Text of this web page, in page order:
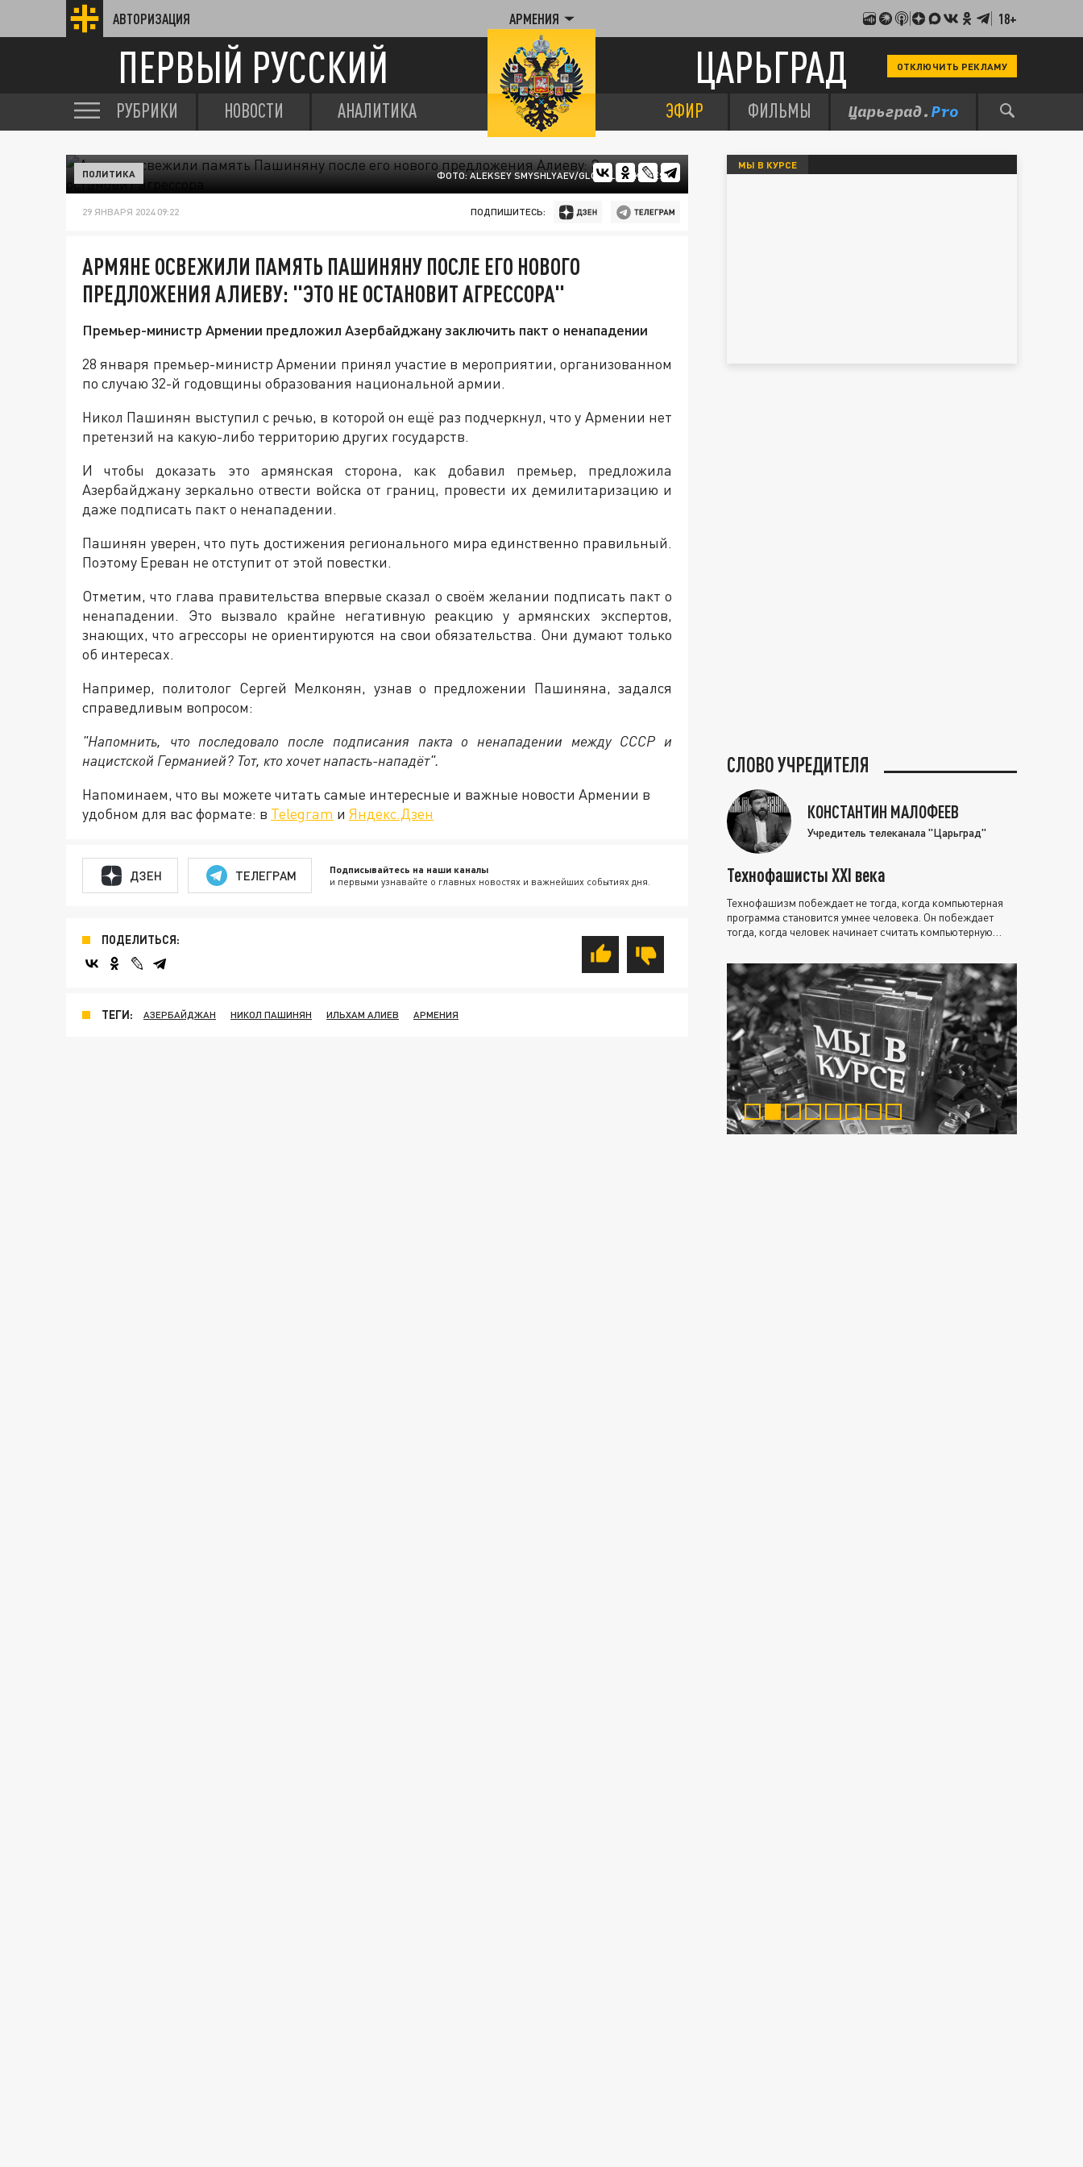
АВТОРИЗАЦИЯ АРМЕНИЯ 18+
ПЕРВЫЙ РУССКИЙ ЦАРЬГРАД ОТКЛЮЧИТЬ РЕКЛАМУ
РУБРИКИ НОВОСТИ АНАЛИТИКА ЭФИР ФИЛЬМЫ
ФОТО: ALEKSEY SMYSHLYAEV/GLOBALLOOKPRESS
ПОЛИТИКА
29 ЯНВАРЯ 2024 09:22 ПОДПИШИТЕСЬ:
АРМЯНЕ ОСВЕЖИЛИ ПАМЯТЬ ПАШИНЯНУ ПОСЛЕ ЕГО НОВОГО
ПРЕДЛОЖЕНИЯ АЛИЕВУ: "ЭТО НЕ ОСТАНОВИТ АГРЕССОРА"
Премьер-министр Армении предложил Азербайджану заключить пакт о ненападении
28 января премьер-министр Армении принял участие в мероприятии, организованном
по случаю 32-й годовщины образования национальной армии.
Никол Пашинян выступил с речью, в которой он ещё раз подчеркнул, что у Армении нет
претензий на какую-либо территорию других государств.
И чтобы доказать это армянская сторона, как добавил премьер, предложила
Азербайджану зеркально отвести войска от границ, провести их демилитаризацию и
даже подписать пакт о ненападении.
Пашинян уверен, что путь достижения регионального мира единственно правильный.
Поэтому Ереван не отступит от этой повестки.
Отметим, что глава правительства впервые сказал о своём желании подписать пакт о
ненападении. Это вызвало крайне негативную реакцию у армянских экспертов,
знающих, что агрессоры не ориентируются на свои обязательства. Они думают только
об интересах.
Например, политолог Сергей Мелконян, узнав о предложении Пашиняна, задался
справедливым вопросом:
"Напомнить, что последовало после подписания пакта о ненападении между СССР и
нацистской Германией? Тот, кто хочет напасть-нападёт".
Напоминаем, что вы можете читать самые интересные и важные новости Армении в
удобном для вас формате: в Telegram и Яндекс.Дзен
ДЗЕН ТЕЛЕГРАМ Подписывайтесь на наши каналы
и первыми узнавайте о главных новостях и важнейших событиях дня.
ПОДЕЛИТЬСЯ:
ТЕГИ: АЗЕРБАЙДЖАН НИКОЛ ПАШИНЯН ИЛЬХАМ АЛИЕВ АРМЕНИЯ
МЫ В КУРСЕ
СЛОВО УЧРЕДИТЕЛЯ
КОНСТАНТИН МАЛОФЕЕВ
Учредитель телеканала "Царьград"
Технофашисты XXI века
Технофашизм побеждает не тогда, когда компьютерная
программа становится умнее человека. Он побеждает
тогда, когда человек начинает считать компьютерную